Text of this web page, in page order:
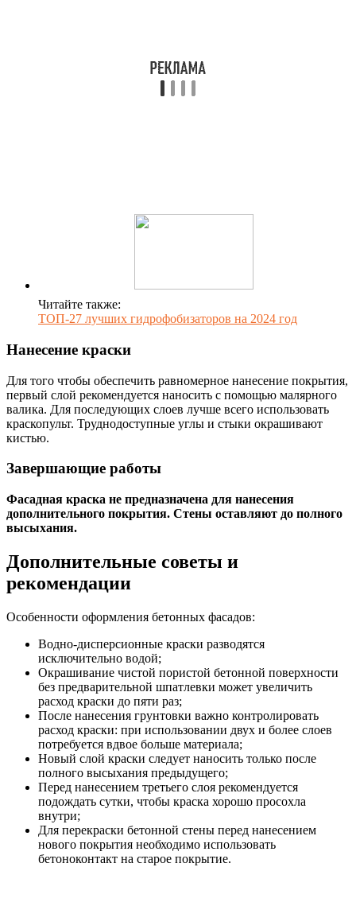
Читайте также:
ТОП-27 лучших гидрофобизаторов на 2024 год
Нанесение краски
Для того чтобы обеспечить равномерное нанесение покрытия,
первый слой рекомендуется наносить с помощью малярного
валика. Для последующих слоев лучше всего использовать
краскопульт. Труднодоступные углы и стыки окрашивают
кистью.
Завершающие работы
Фасадная краска не предназначена для нанесения
дополнительного покрытия. Стены оставляют до полного
высыхания.
Дополнительные советы и
рекомендации
Особенности оформления бетонных фасадов:
Водно-дисперсионные краски разводятся
исключительно водой;
Окрашивание чистой пористой бетонной поверхности
без предварительной шпатлевки может увеличить
расход краски до пяти раз;
После нанесения грунтовки важно контролировать
расход краски: при использовании двух и более слоев
потребуется вдвое больше материала;
Новый слой краски следует наносить только после
полного высыхания предыдущего;
Перед нанесением третьего слоя рекомендуется
подождать сутки, чтобы краска хорошо просохла
внутри;
Для перекраски бетонной стены перед нанесением
нового покрытия необходимо использовать
бетоноконтакт на старое покрытие.